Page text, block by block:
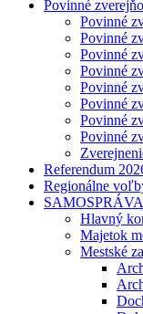
Povinné
Povinné
Povinné
Povinné
Povinné
Povinné
Povinné
Povinné
Povinné
Referendum
Regionálne
SAMOSPRÁVA
Hlavný
Majetok
Mestské